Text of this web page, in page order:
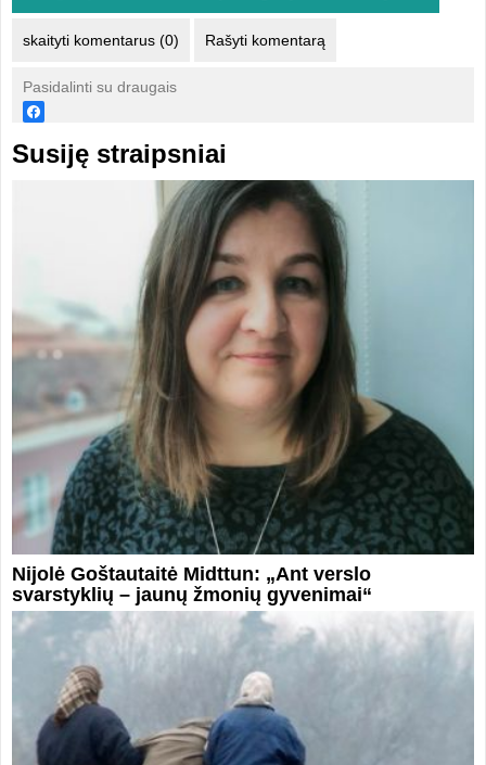
skaityti komentarus (0) Rašyti komentarą
Pasidalinti su draugais
Susiję straipsniai
Nijolė Goštautaitė Midttun: „Ant verslo
svarstyklių – jaunų žmonių gyvenimai“